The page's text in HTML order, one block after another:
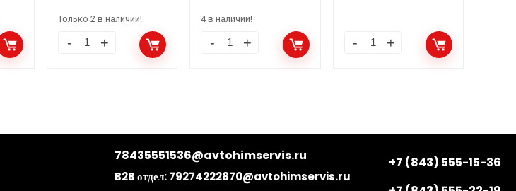
Только 2 в наличии! 4 в наличии!
78435551536@avtohimservis.ru
B2B отдел:79274222870@avtohimservis.ru
+7 (843) 555-15-36